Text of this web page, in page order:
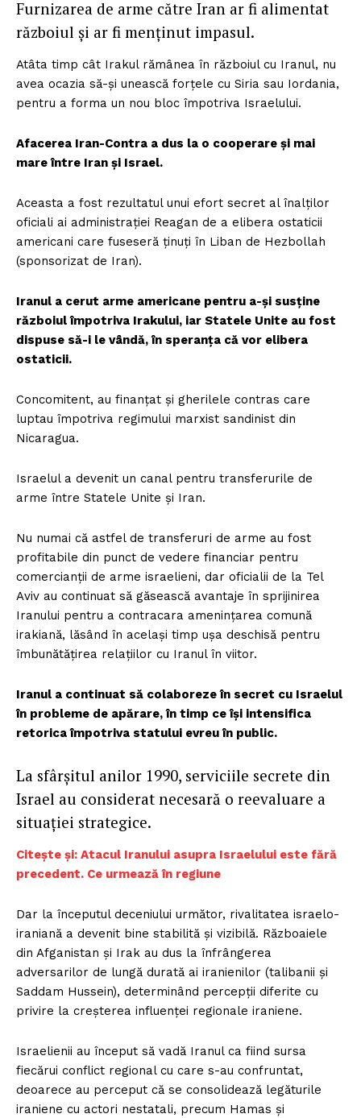
Furnizarea de arme către Iran ar fi alimentat
războiul și ar fi menținut impasul.
Atâta timp cât Irakul rămânea în războiul cu Iranul, nu
avea ocazia să-și unească forțele cu Siria sau Iordania,
pentru a forma un nou bloc împotriva Israelului.
Afacerea Iran-Contra a dus la o cooperare și mai
mare între Iran și Israel.
Aceasta a fost rezultatul unui efort secret al înalților
oficiali ai administrației Reagan de a elibera ostaticii
americani care fuseseră ținuți în Liban de Hezbollah
(sponsorizat de Iran).
Iranul a cerut arme americane pentru a-și susține
războiul împotriva Irakului, iar Statele Unite au fost
dispuse să-i le vândă, în speranța că vor elibera
ostaticii.
Concomitent, au finanțat și gherilele contras care
luptau împotriva regimului marxist sandinist din
Nicaragua.
Israelul a devenit un canal pentru transferurile de
arme între Statele Unite și Iran.
Nu numai că astfel de transferuri de arme au fost
profitabile din punct de vedere financiar pentru
comercianții de arme israelieni, dar oficialii de la Tel
Aviv au continuat să găsească avantaje în sprijinirea
Iranului pentru a contracara amenințarea comună
irakiană, lăsând în același timp ușa deschisă pentru
îmbunătățirea relațiilor cu Iranul în viitor.
Iranul a continuat să colaboreze în secret cu Israelul
în probleme de apărare, în timp ce își intensifica
retorica împotriva statului evreu în public.
La sfârșitul anilor 1990, serviciile secrete din
Israel au considerat necesară o reevaluare a
situației strategice.
Citește și: Atacul Iranului asupra Israelului este fără
precedent. Ce urmează în regiune
Dar la începutul deceniului următor, rivalitatea israelo-
iraniană a devenit bine stabilită și vizibilă. Războaiele
din Afganistan și Irak au dus la înfrângerea
adversarilor de lungă durată ai iranienilor (talibanii și
Saddam Hussein), determinând percepții diferite cu
privire la creșterea influenței regionale iraniene.
Israelienii au început să vadă Iranul ca fiind sursa
fiecărui conflict regional cu care s-au confruntat,
deoarece au perceput că se consolidează legăturile
iraniene cu actori nestatali, precum Hamas și